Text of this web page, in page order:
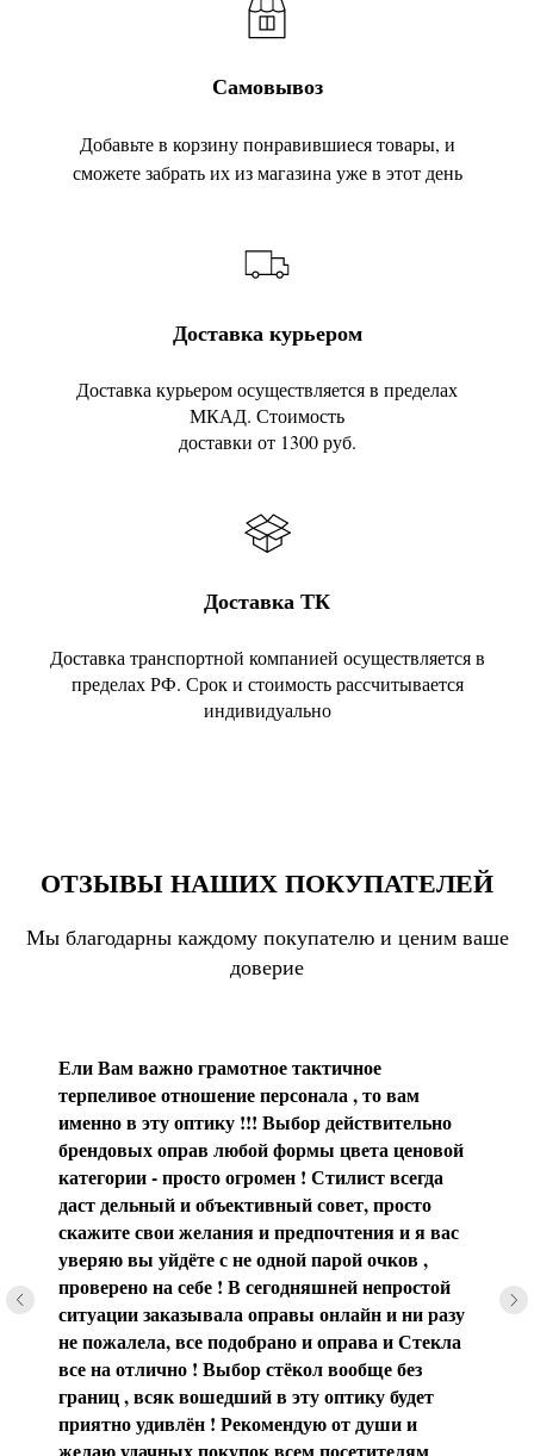
Самовывоз
Добавьте в корзину понравившиеся товары, и
сможете забрать их из магазина уже в этот день
Доставка курьером
Доставка курьером осуществляется в пределах
МКАД. Стоимость
доставки от 1300 руб.
Доставка ТК
Доставка транспортной компанией осуществляется в
пределах РФ. Срок и стоимость рассчитывается
индивидуально
ОТЗЫВЫ НАШИХ ПОКУПАТЕЛЕЙ
Мы благодарны каждому покупателю и ценим ваше
доверие
Ели Вам важно грамотное тактичное
терпеливое отношение персонала , то вам
именно в эту оптику !!! Выбор действительно
брендовых оправ любой формы цвета ценовой
категории - просто огромен ! Стилист всегда
даст дельный и объективный совет, просто
скажите свои желания и предпочтения и я вас
уверяю вы уйдёте с не одной парой очков ,
проверено на себе ! В сегодняшней непростой
ситуации заказывала оправы онлайн и ни разу
не пожалела, все подобрано и оправа и Стекла
все на отлично ! Выбор стёкол вообще без
границ , всяк вошедший в эту оптику будет
приятно удивлён ! Рекомендую от души и